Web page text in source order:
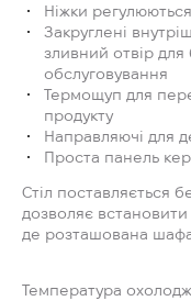
Ніжки
Закруглені
зливний отвір для
обслуговування
Термощуп для
продукту
Направляючі для
Проста панель
Стіл поставляється
дозволяє
де розташована
Температура